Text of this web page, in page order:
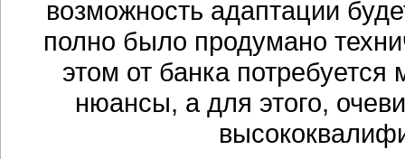
возможность адаптации
полно было продумано
этом от банка
нюансы, а для этого,